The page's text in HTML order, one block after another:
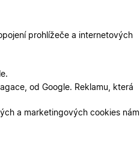
prohlížeče a internetových
od Google. Reklamu, která
a marketingových cookies nám